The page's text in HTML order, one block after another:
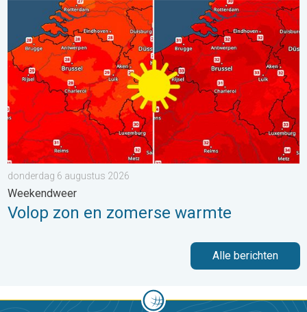
Volop zon en zomerse warmte. Weekendweer. . . donderdag
donderdag 6 augustus 2026
Weekendweer
Volop zon en zomerse warmte
Alle berichten